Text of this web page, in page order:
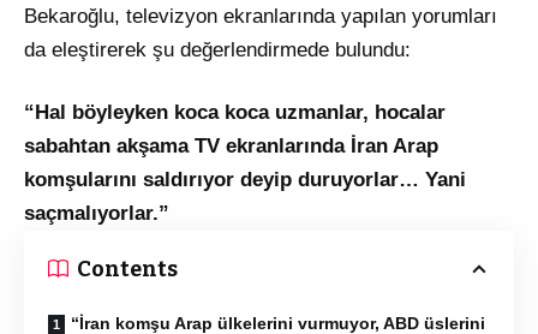
Bekaroğlu, televizyon ekranlarında yapılan yorumları
da eleştirerek şu değerlendirmede bulundu:
“Hal böyleyken koca koca uzmanlar, hocalar
sabahtan akşama TV ekranlarında İran Arap
komşularını saldırıyor deyip duruyorlar… Yani
saçmalıyorlar.”
Contents
“İran komşu Arap ülkelerini vurmuyor, ABD üslerini